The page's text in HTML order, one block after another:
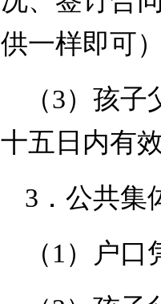
供一样即可
（3）孩
十五日内有
3．公共集
（1）户